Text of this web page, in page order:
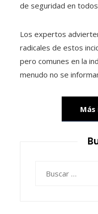
de seguridad en
Los expertos
radicales de estos
pero comunes en la
menudo no se